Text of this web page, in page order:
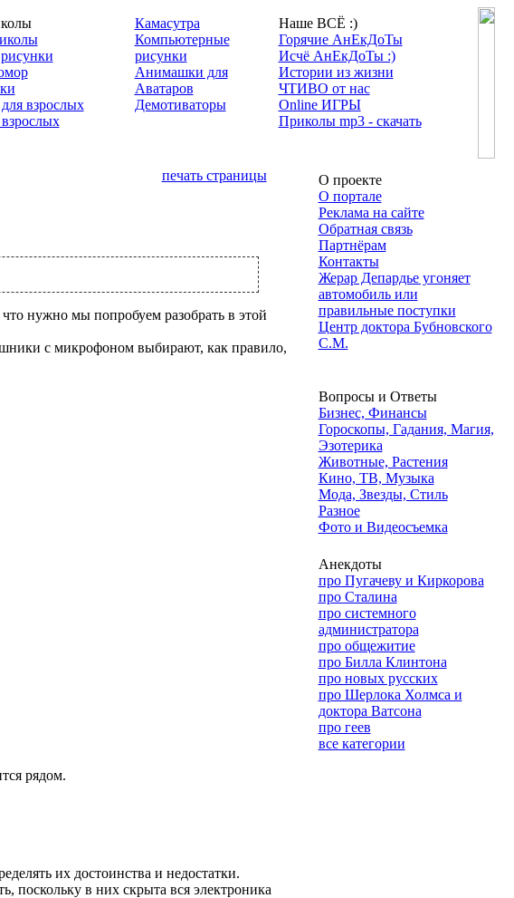
взрослых
Камасутра
Компьютерные
рисунки
Анимашки для
Аватаров
Демотиваторы
Наше ВСЁ :)
Горячие АнЕкДоТы
Исчё АнЕкДоТы :)
Истории из жизни
ЧТИВО от нас
Online ИГРЫ
Приколы mp3 - скачать
печать страницы
нужно мы попробуем разобрать в этой
с микрофоном выбирают, как правило,
рядом.
их достоинства и недостатки.
поскольку в них скрыта вся электроника
О проекте
О портале
Реклама на сайте
Обратная связь
Партнёрам
Контакты
Жерар Депардье угоняет
автомобиль или
правильные поступки
Центр доктора Бубновского
С.М.
Вопросы и Ответы
Бизнес, Финансы
Гороскопы, Гадания, Магия,
Эзотерика
Животные, Растения
Кино, ТВ, Музыка
Мода, Звезды, Стиль
Разное
Фото и Видеосъемка
Анекдоты
про Пугачеву и Киркорова
про Сталина
про системного
администратора
про общежитие
про Билла Клинтона
про новых русских
про Шерлока Холмса и
доктора Ватсона
про геев
все категории